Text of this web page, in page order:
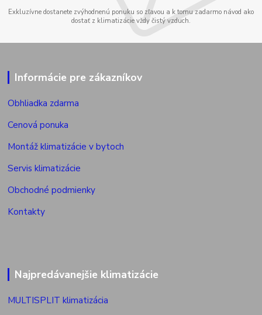
Exkluzívne dostanete zvýhodnenú ponuku so zľavou a k tomu zadarmo návod ako
dostať z klimatizácie vždy čistý vzduch.
Informácie pre zákazníkov
Obhliadka zdarma
Cenová ponuka
Montáž klimatizácie v bytoch
Servis klimatizácie
Obchodné podmienky
Kontakty
Najpredávanejšie klimatizácie
MULTISPLIT klimatizácia